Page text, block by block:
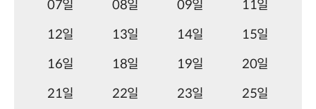
07일
08일 09일
11일
12일
13일 14일
15일
16일
18일 19일
20일
21일
22일 23일
25일